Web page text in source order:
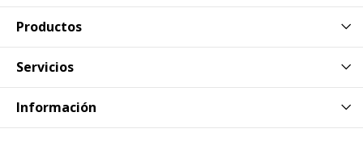
Productos
Servicios
Información